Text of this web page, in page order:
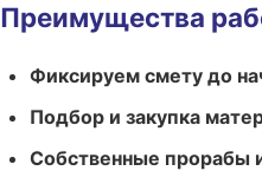
Преимущества
Фиксируем смету до
Подбор и закупка
Собственные прорабы